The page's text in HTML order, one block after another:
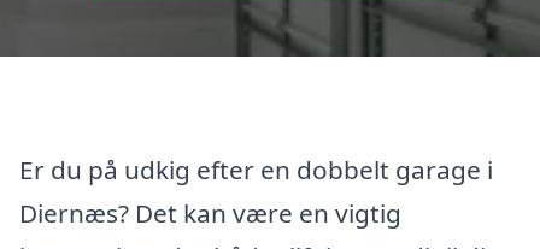
Er du på udkig efter en dobbelt garage i
Diernæs? Det kan være en vigtig